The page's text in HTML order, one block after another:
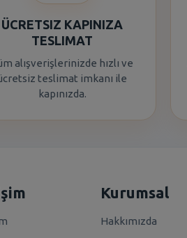
ÜCRETSIZ KAPINIZA
TESLIMAT
alışverişlerinizde hızlı ve
teslimat imkanı ile
kapınızda.
Kurumsal
Hakkımızda